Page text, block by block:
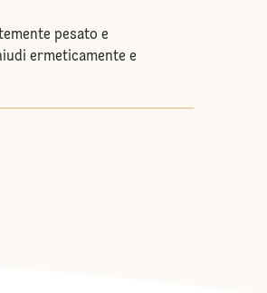
pesato e
ermeticamente e